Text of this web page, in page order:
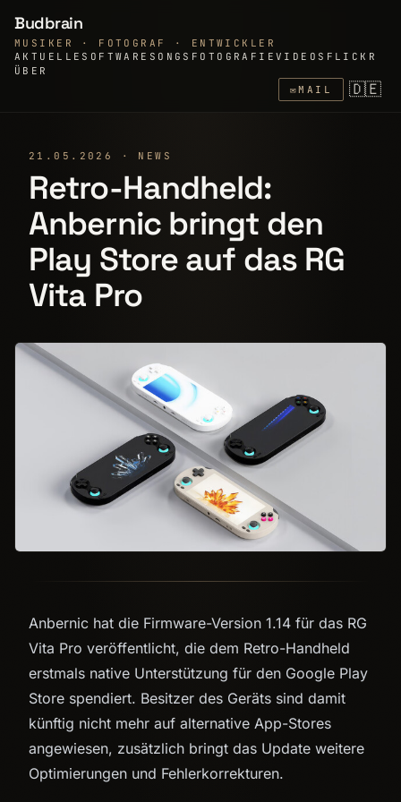
Budbrain
MUSIKER · FOTOGRAF · ENTWICKLER
AKTUELLE SOFTWARE SONGS FOTOGRAFIEVIDEOS FLICKR
ÜBER
✉MAIL 🇩🇪
21.05.2026 · NEWS
Retro-Handheld:
Anbernic bringt den
Play Store auf das RG
Vita Pro
Anbernic hat die Firmware-Version 1.14 für das RG
Vita Pro veröffentlicht, die dem Retro-Handheld
erstmals native Unterstützung für den Google Play
Store spendiert. Besitzer des Geräts sind damit
künftig nicht mehr auf alternative App-Stores
angewiesen, zusätzlich bringt das Update weitere
Optimierungen und Fehlerkorrekturen.